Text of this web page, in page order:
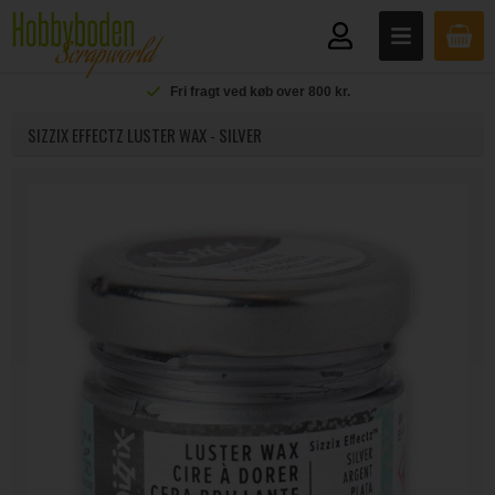
Fri fragt ved køb over 800 kr.
SIZZIX EFFECTZ LUSTER WAX - SILVER